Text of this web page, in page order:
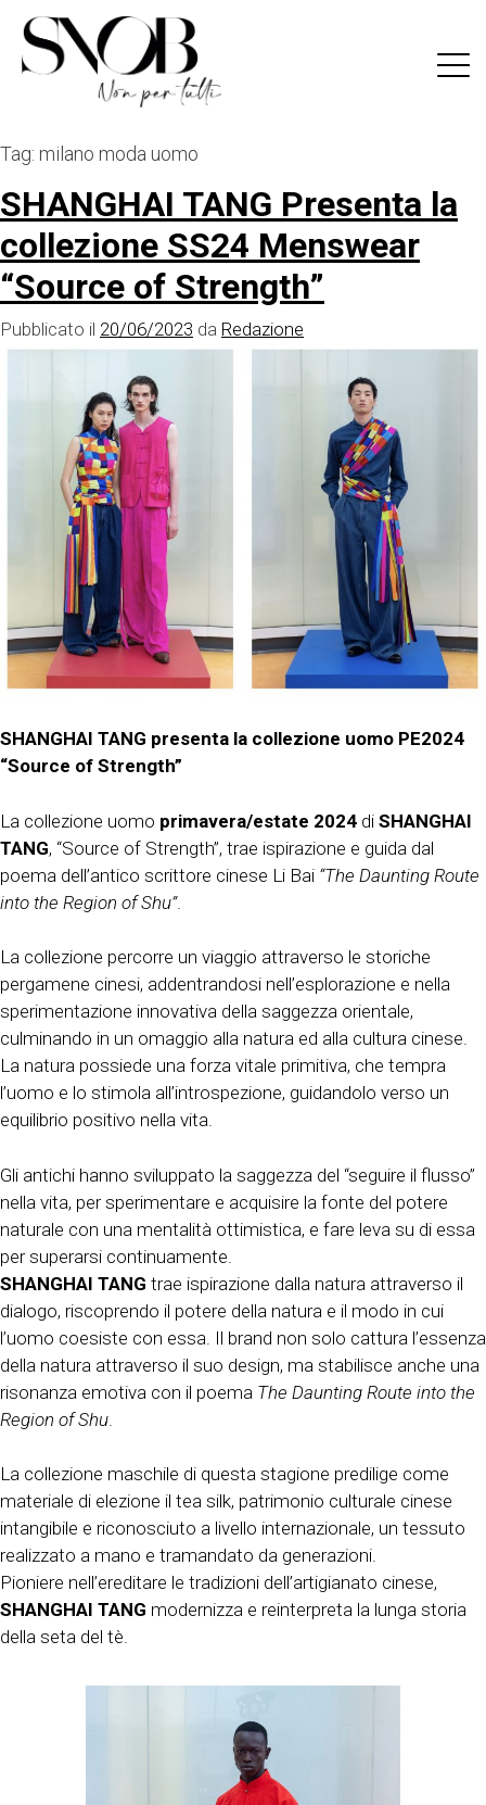
content
Tag: milano moda uomo
SHANGHAI TANG Presenta la
collezione SS24 Menswear
“Source of Strength”
Pubblicato il 20/06/2023 da Redazione
SHANGHAI TANG presenta la collezione uomo PE2024
“Source of Strength”
La collezione uomo primavera/estate 2024 di SHANGHAI
TANG, “Source of Strength”, trae ispirazione e guida dal
poema dell’antico scrittore cinese Li Bai “The Daunting Route
into the Region of Shu”.
La collezione percorre un viaggio attraverso le storiche
pergamene cinesi, addentrandosi nell’esplorazione e nella
sperimentazione innovativa della saggezza orientale,
culminando in un omaggio alla natura ed alla cultura cinese.
La natura possiede una forza vitale primitiva, che tempra
l’uomo e lo stimola all’introspezione, guidandolo verso un
equilibrio positivo nella vita.
Gli antichi hanno sviluppato la saggezza del “seguire il flusso”
nella vita, per sperimentare e acquisire la fonte del potere
naturale con una mentalità ottimistica, e fare leva su di essa
per superarsi continuamente.
SHANGHAI TANG trae ispirazione dalla natura attraverso il
dialogo, riscoprendo il potere della natura e il modo in cui
l’uomo coesiste con essa. Il brand non solo cattura l’essenza
della natura attraverso il suo design, ma stabilisce anche una
risonanza emotiva con il poema The Daunting Route into the
Region of Shu
La collezione maschile di questa stagione predilige come
materiale di elezione il tea silk, patrimonio culturale cinese
intangibile e riconosciuto a livello internazionale, un tessuto
realizzato a mano e tramandato da generazioni.
Pioniere nell’ereditare le tradizioni dell’artigianato cinese,
SHANGHAI TANG modernizza e reinterpreta la lunga storia
della seta del tè.